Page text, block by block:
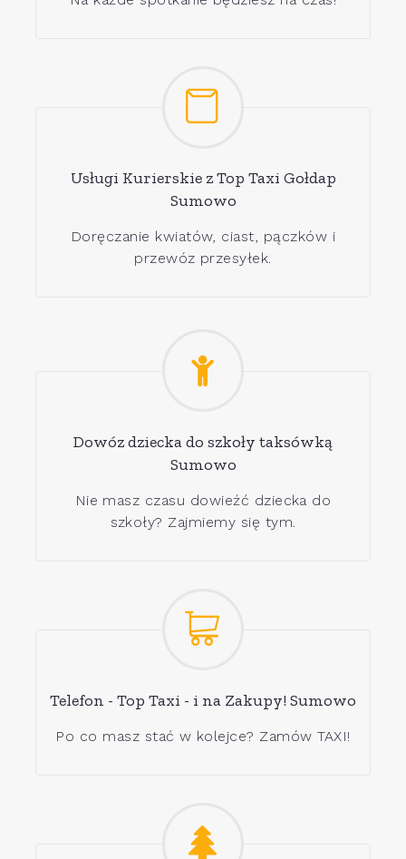
Usługi Kurierskie z Top Taxi Gołdap
Sumowo
Doręczanie kwiatów, ciast, pączków i
przewóz przesyłek.
Dowóz dziecka do szkoły taksówką
Sumowo
Nie masz czasu dowieźć dziecka do
szkoły? Zajmiemy się tym.
Telefon - Top Taxi - i na Zakupy! Sumowo
Po co masz stać w kolejce? Zamów TAXI!